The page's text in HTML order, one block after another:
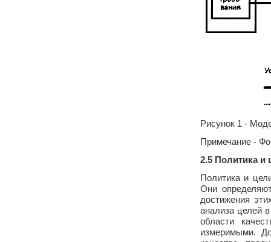
Рисунок 1 -
Примечание -
2.5 Политика и
Политика и
Они
достижения
анализа целей
области
измеримыми.